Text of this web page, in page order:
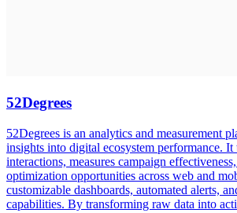
52Degrees
52Degrees is an analytics and measurement
insights into digital ecosystem performance. It
interactions, measures campaign
optimization opportunities across web and
customizable dashboards, automated alerts,
capabilities. By transforming raw data into